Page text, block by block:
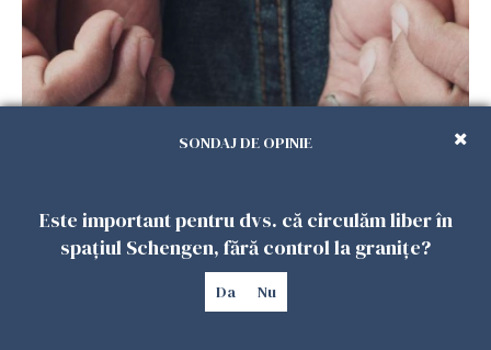
aduce un an suplimentar de închisoare unui
român condamnat în Spania
SONDAJ DE OPINIE
Este important pentru dvs. că circulăm liber în
spațiul Schengen, fără control la granițe?
Da Nu